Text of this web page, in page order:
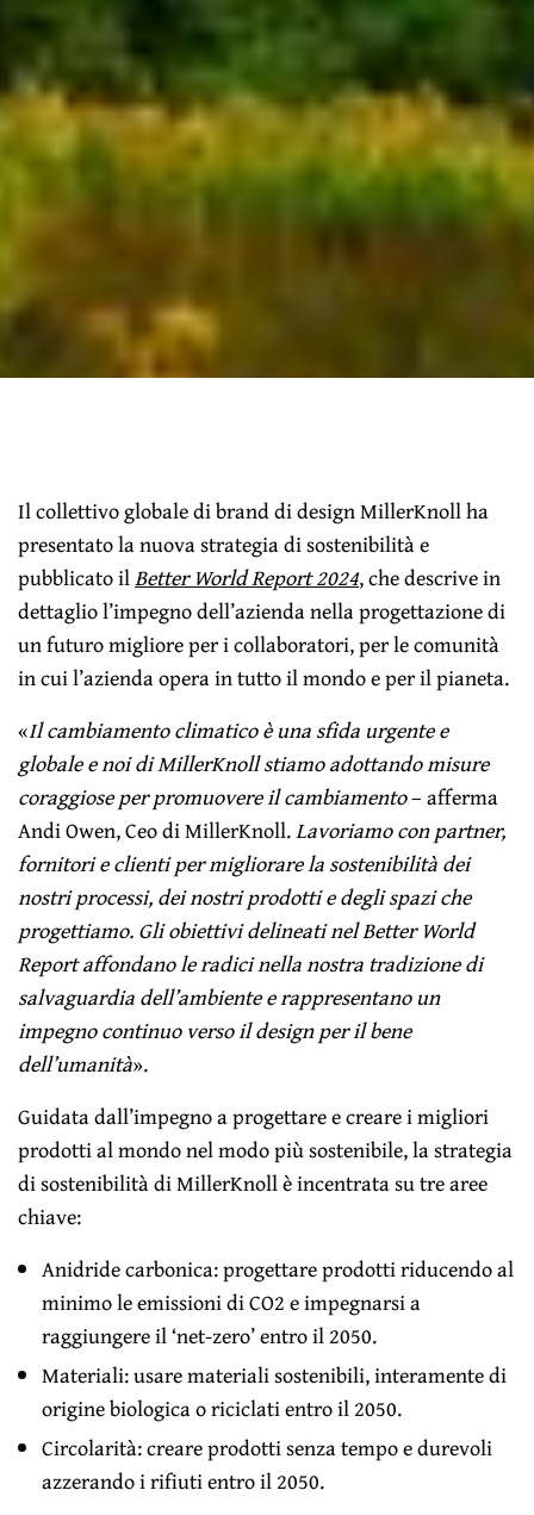
Il collettivo globale di brand di design MillerKnoll ha
presentato la nuova strategia di sostenibilità e
pubblicato ilBetter World Report 2024, che descrive in
dettaglio l’impegno dell’azienda nella progettazione di
un futuro migliore per i collaboratori, per le comunità
in cui l’azienda opera in tutto il mondo e per il pianeta.
«Il cambiamento climatico è una sfida urgente e
globale e noi di MillerKnoll stiamo adottando misure
coraggiose per promuovere il cambiamento– afferma
Andi Owen, Ceo di MillerKnoll.Lavoriamo con partner,
fornitori e clienti per migliorare la sostenibilità dei
nostri processi, dei nostri prodotti e degli spazi che
progettiamo. Gli obiettivi delineati nel Better World
Report affondano le radici nella nostra tradizione di
salvaguardia dell’ambiente e rappresentano un
impegno continuo verso il design per il bene
dell’umanità».
Guidata dall’impegno a progettare e creare i migliori
prodotti al mondo nel modo più sostenibile, la strategia
di sostenibilità di MillerKnoll è incentrata su tre aree
chiave:
Anidride carbonica: progettare prodotti riducendo al
minimo le emissioni di CO2 e impegnarsi a
raggiungere il ‘net-zero’ entro il 2050.
Materiali: usare materiali sostenibili, interamente di
origine biologica o riciclati entro il 2050.
Circolarità: creare prodotti senza tempo e durevoli
azzerando i rifiuti entro il 2050.